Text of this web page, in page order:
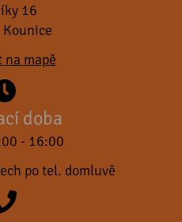
16
na mapě
doba
- 16:00
po tel. domluvě